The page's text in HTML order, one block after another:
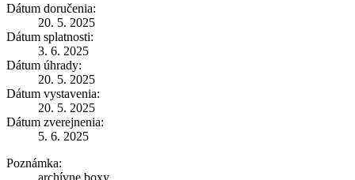
Dátum doručenia:
20. 5. 2025
Dátum splatnosti:
3. 6. 2025
Dátum úhrady:
20. 5. 2025
Dátum vystavenia:
20. 5. 2025
Dátum zverejnenia:
5. 6. 2025
Poznámka:
archívne boxy